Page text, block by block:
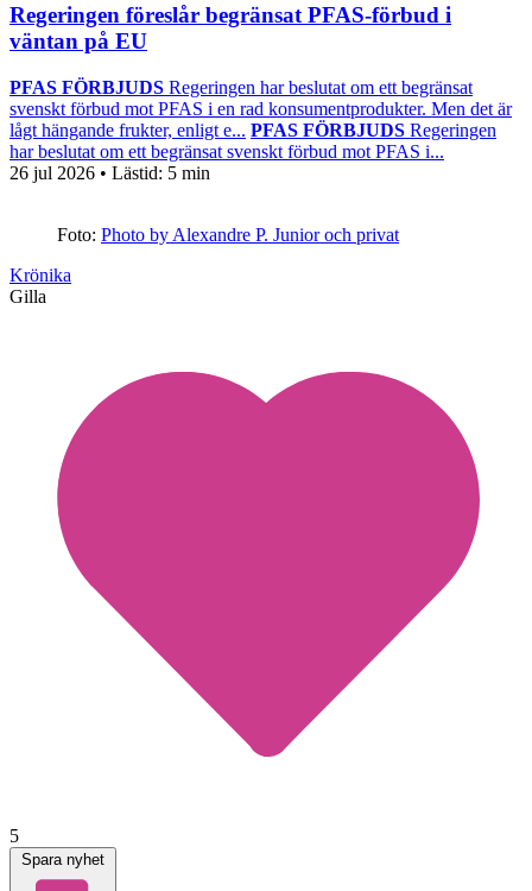
Regeringen föreslår begränsat PFAS-förbud i
väntan på EU
PFAS FÖRBJUDS Regeringen har beslutat om ett begränsat
svenskt förbud mot PFAS i en rad konsumentprodukter. Men det är
lågt hängande frukter, enligt e... PFAS FÖRBJUDS Regeringen
har beslutat om ett begränsat svenskt förbud mot PFAS i...
26 jul 2026 • Lästid: 5 min
Foto: Photo by Alexandre P. Junior och privat
Krönika
Gilla
5
Spara nyhet